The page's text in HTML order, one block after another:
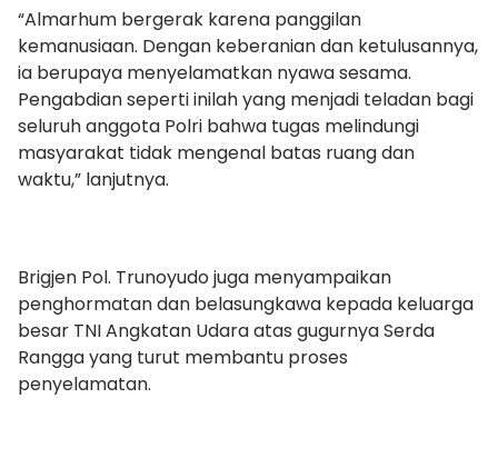
“Almarhum bergerak karena panggilan
kemanusiaan. Dengan keberanian dan ketulusannya,
ia berupaya menyelamatkan nyawa sesama.
Pengabdian seperti inilah yang menjadi teladan bagi
seluruh anggota Polri bahwa tugas melindungi
masyarakat tidak mengenal batas ruang dan
waktu,” lanjutnya.
Brigjen Pol. Trunoyudo juga menyampaikan
penghormatan dan belasungkawa kepada keluarga
besar TNI Angkatan Udara atas gugurnya Serda
Rangga yang turut membantu proses
penyelamatan.